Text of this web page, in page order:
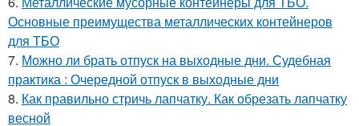
Основные преимущества металлических контейнеров
для ТБО
7. Можно ли брать отпуск на выходные дни. Судебная
практика : Очередной отпуск в выходные дни
8. Как правильно стричь лапчатку. Как обрезать лапчатку
весной